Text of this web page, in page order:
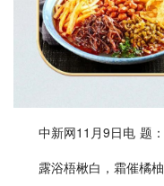
中新网11月9日电 题：
露浴梧楸白，霜催橘柚